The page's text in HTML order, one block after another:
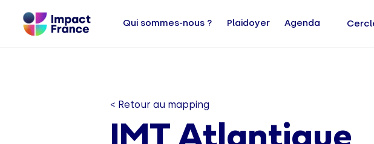
Qui sommes-nous ? Plaidoyer Agenda
< Retour au mapping